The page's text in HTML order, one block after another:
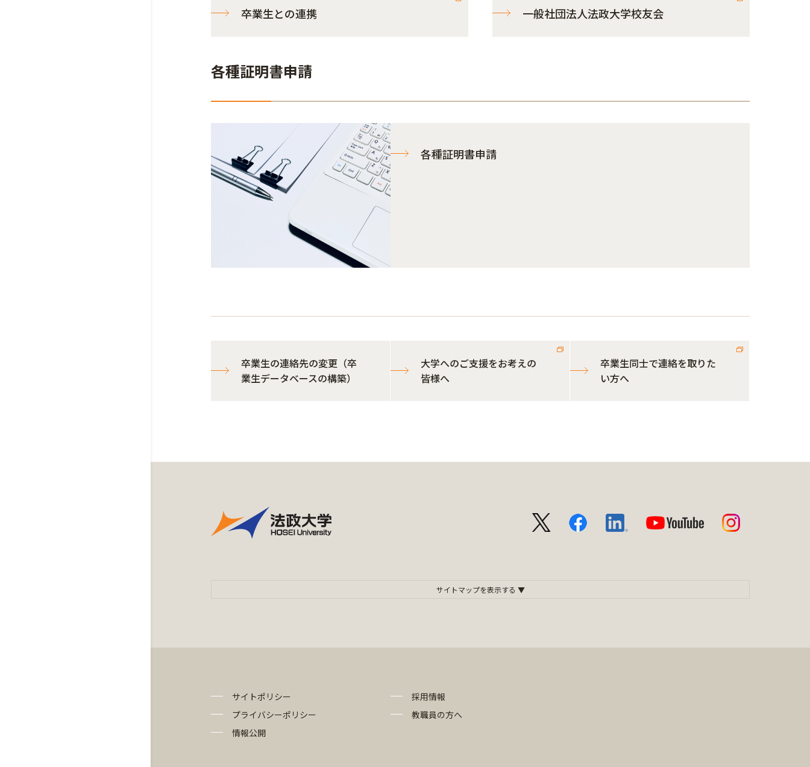
卒業生との連携 一般社団法人法政大学校友会
各種証明書申請
各種証明書申請
卒業生の連絡先の変更（卒
業生データベースの構築）
大学へのご支援をお考えの
皆様へ
卒業生同士で連絡を取りた
い方へ
サイトポリシー
プライバシーポリシー
情報公開
採用情報
教職員の方へ